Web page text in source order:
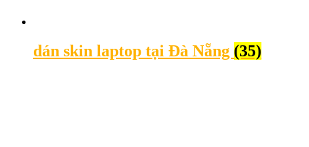
dán skin laptop tại Đà Nẵng (35)